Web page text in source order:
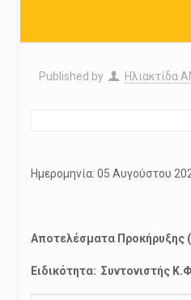
Published by Ηλιακτίδα
Ημερομηνία: 05
Αποτελέσματα Προκήρυξης
Ειδικότητα: Συντονιστής